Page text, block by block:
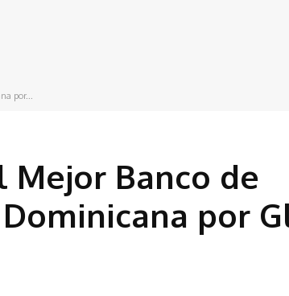
por...
Banco de
por